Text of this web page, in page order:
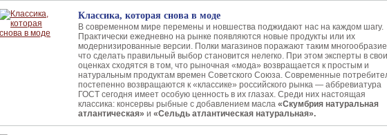
Классика, которая снова в моде
В современном мире перемены и новшества поджидают нас на каждом шагу.
Практически ежедневно на рынке появляются новые продукты или их
модернизированные версии. Полки магазинов поражают таким
что сделать правильный выбор становится нелегко. При этом эксперты в
оценках сходятся в том, что рыночная «мода» возвращается к простым и
натуральным продуктам времен Советского Союза. Современные
постепенно возвращаются к «классике» российского рынка — аббревиатура
ГОСТ сегодня имеет особую ценность в их глазах. Среди них настоящая
классика: консервы рыбные с добавлением масла «Скумбрия натуральная
атлантическая» и «Сельдь атлантическая натуральная».